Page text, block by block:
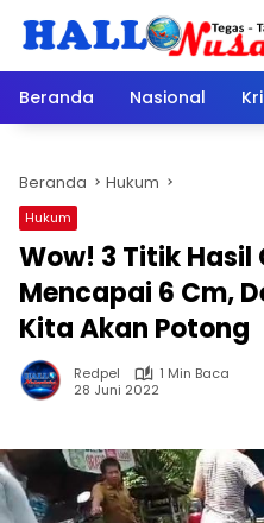
Beranda
Nasional
Beranda Hukum
Hukum
Wow! 3 Titik
Mencapai 6 Cm,
Kita Akan Potong
Redpel
1 Min Baca
28 Juni 2022